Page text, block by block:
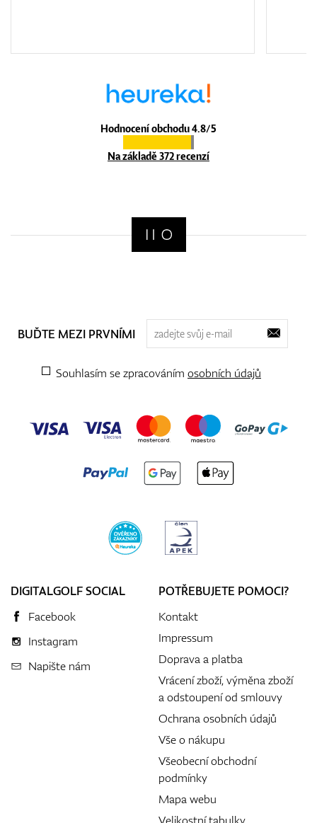
Hodnocení obchodu 4.8/5
Na základě 372 recenzí
BUĎTE MEZI PRVNÍMI
Souhlasím se zpracováním osobních údajů
DIGITALGOLF SOCIAL
Facebook
Instagram
Napište nám
POTŘEBUJETE POMOCI?
Kontakt
Impressum
Doprava a platba
Vrácení zboží, výměna zboží
a odstoupení od smlouvy
Ochrana osobních údajů
Vše o nákupu
Všeobecní obchodní
podmínky
Mapa webu